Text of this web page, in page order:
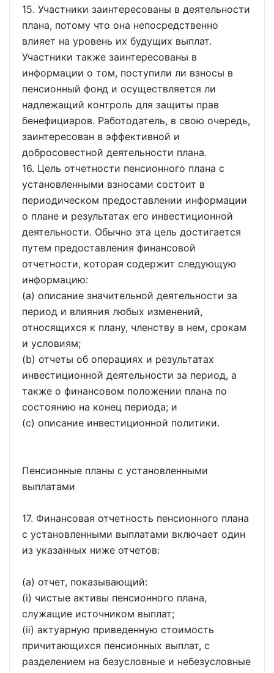
15. Участники заинтересованы в деятельности
плана, потому что она непосредственно
влияет на уровень их будущих выплат.
Участники также заинтересованы в
информации о том, поступили ли взносы в
пенсионный фонд и осуществляется ли
надлежащий контроль для защиты прав
бенефициаров. Работодатель, в свою очередь,
заинтересован в эффективной и
добросовестной деятельности плана.
16. Цель отчетности пенсионного плана с
установленными взносами состоит в
периодическом предоставлении информации
о плане и результатах его инвестиционной
деятельности. Обычно эта цель достигается
путем предоставления финансовой
отчетности, которая содержит следующую
информацию:
(a) описание значительной деятельности за
период и влияния любых изменений,
относящихся к плану, членству в нем, срокам
и условиям;
(b) отчеты об операциях и результатах
инвестиционной деятельности за период, а
также о финансовом положении плана по
состоянию на конец периода; и
(c) описание инвестиционной политики.
Пенсионные планы с установленными
выплатами
17. Финансовая отчетность пенсионного плана
с установленными выплатами включает один
из указанных ниже отчетов:
(a) отчет, показывающий:
(i) чистые активы пенсионного плана,
служащие источником выплат;
(ii) актуарную приведенную стоимость
причитающихся пенсионных выплат, с
разделением на безусловные и небезусловные